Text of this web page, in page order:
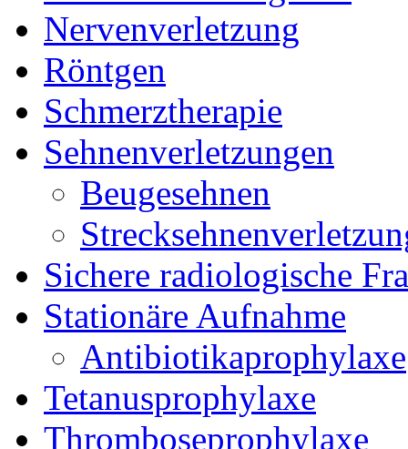
Nervenverletzung
Röntgen
Schmerztherapie
Sehnenverletzungen
Beugesehnen
Sichere radiologische
Stationäre Aufnahme
Antibiotikaprophylaxe
Tetanusprophylaxe
Thromboseprophylaxe